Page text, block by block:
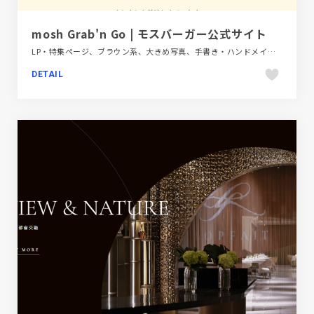
mosh Grab'n Go | モスバーガー公式サイト
LP・特集ページ、ブラウン系、大きめ写真、手書き・ハンドメイド、飲料・食品
DETAIL